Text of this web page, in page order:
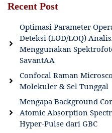
Recent Post
Optimasi Parameter
Deteksi (LOD/LOQ)
Menggunakan
SavantAA
Confocal Raman
Molekuler & Sel Tunggal
Mengapa Background
Atomic Absorption
Hyper-Pulse dari GBC